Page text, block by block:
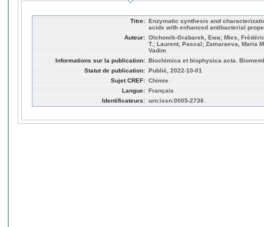
Titre: Enzymatic synthesis and
acids with enhanced antibacterial
Auteur: Olchowik-Grabarek, Ewa; Mies,
T.; Laurent, Pascal; Zamaraeva, Maria
Vadim
Informations sur la publication: Biochimica et biophysica acta.
Statut de publication: Publié, 2022-10-01
Sujet CREF: Chimie
Langue: Français
Identificateurs: urn:issn:0005-2736